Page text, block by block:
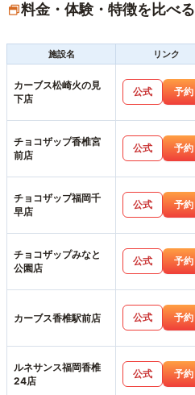
料金・体験・特徴を比べる
施設名
リンク
カーブス松崎火の見
下店
公式 予約
チョコザップ香椎宮
前店
公式 予約
チョコザップ福岡千
早店
公式 予約
チョコザップみなと
公園店
公式 予約
カーブス香椎駅前店 公式 予約
ルネサンス福岡香椎
24店
公式 予約